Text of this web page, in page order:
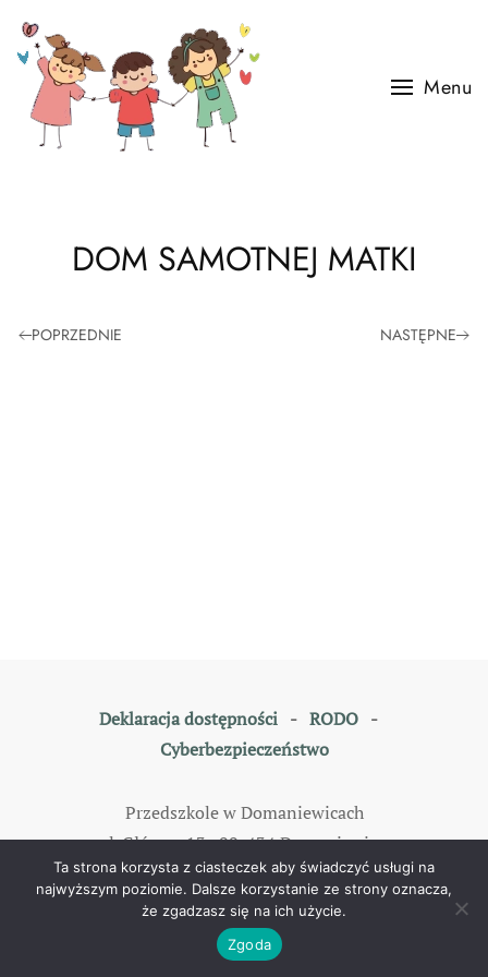
Skip to main content
Menu
DOM SAMOTNEJ MATKI
POPRZEDNIE NASTĘPNE
Deklaracja dostępności- RODO-
Cyberbezpieczeństwo
Przedszkole w Domaniewicach
ul. Główna 13, 99-434 Domaniewice
tel: 46 838 35 79
All rights reserved. Designed byTOMKAM
Ta strona korzysta z ciasteczek aby świadczyć usługi na
najwyższym poziomie. Dalsze korzystanie ze strony oznacza,
że zgadzasz się na ich użycie.
Zgoda